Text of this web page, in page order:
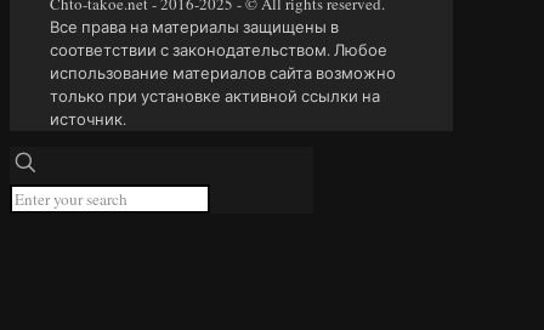
Все права на материалы защищены в
соответствии с законодательством. Любое
использование материалов сайта возможно
только при установке активной ссылки на
источник.